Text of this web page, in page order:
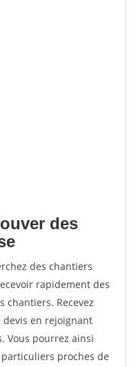
des
des chantiers
rapidement des
chantiers. Recevez
devis en rejoignant
Vous pourrez ainsi
proches de